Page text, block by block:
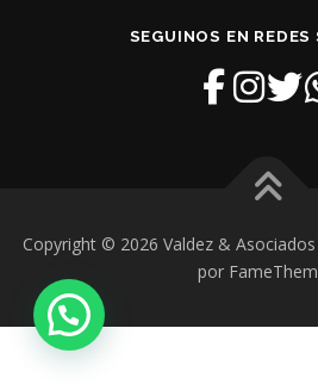
SEGUINOS EN REDES
Copyright © 2026 Valdez & Asociados
por